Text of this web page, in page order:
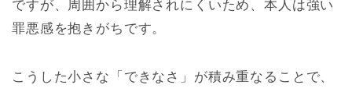
ですが、周囲から理解されにくいため、本人は強い
罪悪感を抱きがちです。
こうした小さな「できなさ」が積み重なることで、